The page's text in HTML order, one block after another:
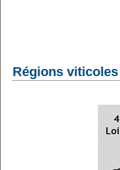
Régions